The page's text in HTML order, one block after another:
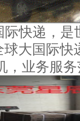
际快递，是
球大国际快
，业务服